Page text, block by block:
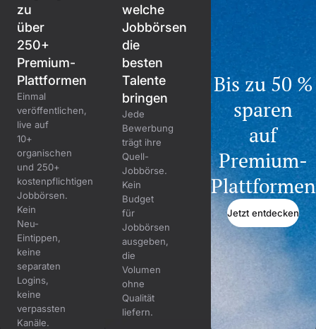
zu
über
250+
Premium-
Plattformen
Einmal
veröffentlichen,
live auf
10+
organischen
und 250+
kostenpflichtigen
Jobbörsen.
Kein
Neu-
Eintippen,
keine
separaten
Logins,
keine
verpassten
Kanäle.
welche
Jobbörsen
die
besten
Talente
bringen
Jede
Bewerbung
trägt ihre
Quell-
Jobbörse.
Kein
Budget
für
Jobbörsen
ausgeben,
die
Volumen
ohne
Qualität
liefern.
Bis zu 50 %
sparen
auf
Premium-
Plattformen
Jetzt entdecken